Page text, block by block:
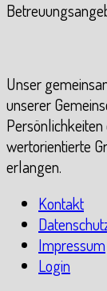
Unser
unserer
wertorientierte
erlangen.
Kontakt
Impressum
Login